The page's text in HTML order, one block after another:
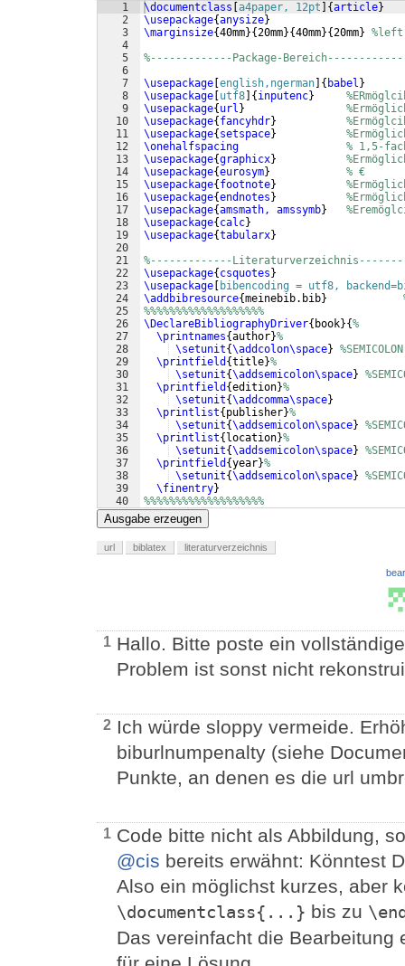
1
2
3
4
5
6
7
8
9
10
11
12
13
14
15
16
17
18
19
20
21
22
23
24
25
26
27
28
29
30
31
32
33
34
35
36
37
38
39
40
41
\documentclass a4paper, 12pt {article}
\usepackage{anysize}
\marginsize{40mm}{20mm}{40mm}{20mm}
%-------------Package-
\usepackage english,ngerman { babel }
\usepackage utf8 { inputenc}
\usepackage{ url }
\usepackage{ fancyhdr}
\usepackage{ setspace}
\onehalfspacing
% 1,5-
\usepackage{graphicx}
\usepackage{eurosym}
% €
\usepackage{ footnote}
\usepackage{endnotes }
\usepackage{amsmath, amssymb}
\usepackage{ calc}
\usepackage{tabularx}
%-------------
\usepackage{ csquotes }
\usepackage
bibencoding = utf8,
\addbibresource{meinebib.bib}
%%%%%%%%%%%%%%%%%%%
\DeclareBibliographyDriver{ book}{%
\printnames{author}%
\setunit{\addcolon\space}
\printfield {title}%
\setunit{\addsemicolon\space}
\printfield {edition}%
\setunit{\addcomma\space}
\printlist{ publisher}%
\setunit{\addsemicolon\space}
\printlist{ location}%
\setunit{\addsemicolon\space}
\printfield {year}%
\setunit{\addsemicolon\space}
\finentry}
%%%%%%%%%%%%%%%%%%%
%%%%%%%%%%%%%%%%%%%
Ausgabe erzeugen
url biblatex literaturverzeichnis
1 Hallo. Bitte poste ein
Problem ist sonst nicht
2 Ich würde sloppy vermeide.
biburlnumpenalty (siehe
Punkte, an denen es die url
1 Code bitte nicht als Abbildung,
@cis bereits erwähnt: Könntest
Also ein möglichst kurzes, aber
\documentclass{...} bis zu
Das vereinfacht die